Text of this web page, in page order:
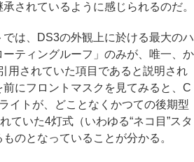
されているように感じられるのだ。
は、DS3の外観上に於ける最大のハ
ティングルーフ」のみが、唯一、か
用されていた項目であると説明され
にフロントマスクを見てみると、C
イトが、どことなくかつての後期型
ていた4灯式（いわゆる“ネコ目”スタ
のとなっていることが分かる。